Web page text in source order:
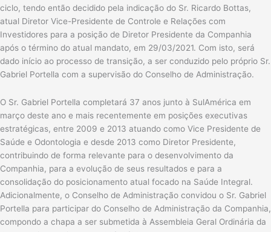
ciclo, tendo então decidido pela indicação do Sr. Ricardo Bottas,
atual Diretor Vice-Presidente de Controle e Relações com
Investidores para a posição de Diretor Presidente da Companhia
após o término do atual mandato, em 29/03/2021. Com isto, será
dado início ao processo de transição, a ser conduzido pelo próprio Sr.
Gabriel Portella com a supervisão do Conselho de Administração.
O Sr. Gabriel Portella completará 37 anos junto à SulAmérica em
março deste ano e mais recentemente em posições executivas
estratégicas, entre 2009 e 2013 atuando como Vice Presidente de
Saúde e Odontologia e desde 2013 como Diretor Presidente,
contribuindo de forma relevante para o desenvolvimento da
Companhia, para a evolução de seus resultados e para a
consolidação do posicionamento atual focado na Saúde Integral.
Adicionalmente, o Conselho de Administração convidou o Sr. Gabriel
Portella para participar do Conselho de Administração da Companhia,
compondo a chapa a ser submetida à Assembleia Geral Ordinária da